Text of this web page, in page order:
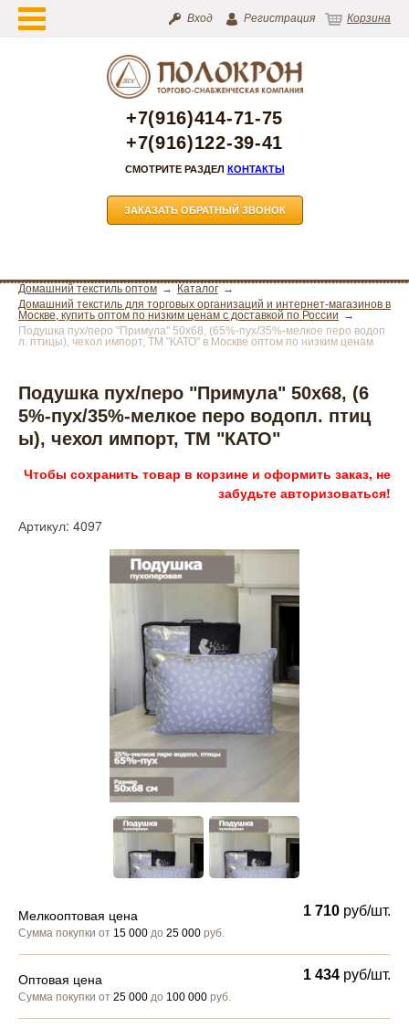
Вход Регистрация Корзина
+7(916)414-71-75
+7(916)122-39-41
СМОТРИТЕ РАЗДЕЛ КОНТАКТЫ
ЗАКАЗАТЬ ОБРАТНЫЙ ЗВОНОК
Домашний текстиль оптом
Каталог
Домашний текстиль для торговых организаций и интернет-магазинов в
Москве, купить оптом по низким ценам с доставкой по России
Подушка пух/перо "Примула" 50х68, (65%-пух/35%-мелкое перо водоп
л. птицы), чехол импорт, ТМ "КАТО" в Москве оптом по низким ценам
Подушка пух/перо "Примула" 50х68, (6
5%-пух/35%-мелкое перо водопл. птиц
ы), чехол импорт, ТМ "КАТО"
Чтобы сохранить товар в корзине и оформить заказ, не
забудьте авторизоваться!
Артикул: 4097
Мелкооптовая цена
Сумма покупки от 15 000 до 25 000 руб.
1 710 руб/шт.
Оптовая цена
Сумма покупки от 25 000 до 100 000 руб.
1 434 руб/шт.